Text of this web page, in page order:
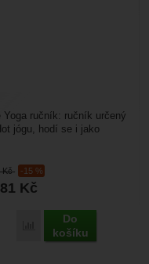
Kč -15 %
Kč
Porovnat
Do
košíku
Yoga ručník: ručník určený
jógu, hodí se i jako